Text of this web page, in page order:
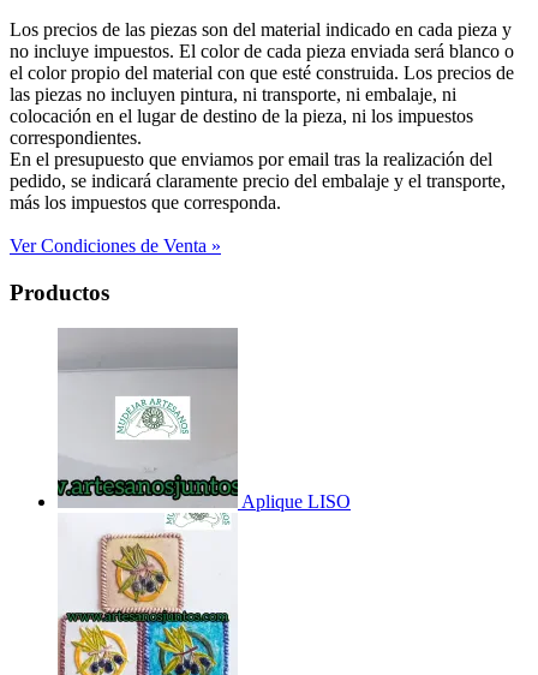
Los precios de las piezas son del material indicado en cada pieza y
no incluye impuestos. El color de cada pieza enviada será blanco o
el color propio del material con que esté construida. Los precios de
las piezas no incluyen pintura, ni transporte, ni embalaje, ni
colocación en el lugar de destino de la pieza, ni los impuestos
correspondientes.
En el presupuesto que enviamos por email tras la realización del
pedido, se indicará claramente precio del embalaje y el transporte,
más los impuestos que corresponda.
Ver Condiciones de Venta »
Productos
Aplique LISO